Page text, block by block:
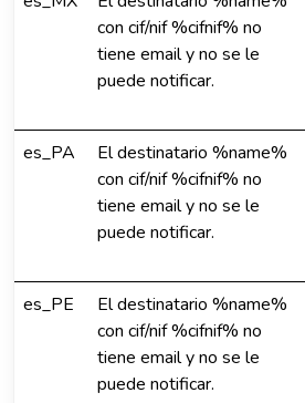
con cif/nif %cifnif% no
tiene email y no se le
puede notificar.
es_PA
El destinatario %name%
con cif/nif %cifnif% no
tiene email y no se le
puede notificar.
es_PE
El destinatario %name%
con cif/nif %cifnif% no
tiene email y no se le
puede notificar.